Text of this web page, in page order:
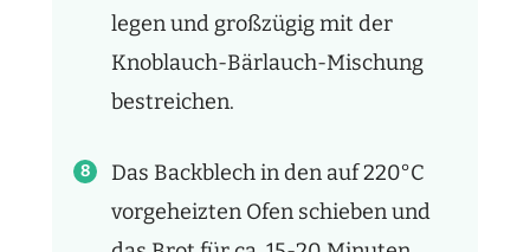
legen und großzügig mit der
Knoblauch-Bärlauch-Mischung
bestreichen.
Das Backblech in den auf 220°C
vorgeheizten Ofen schieben und